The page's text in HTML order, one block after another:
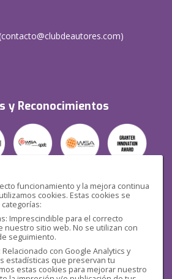
funcionamiento y la mejora continua
cookies. Estas cookies se
Imprescindible para el correcto
nuestro sitio web. No se utilizan con
seguimiento.
con Google Analytics y
estadísticas que preservan tu
estas cookies para mejorar nuestro
contacto@clubdeautores.com)
y Reconocimientos
Seguridad
sociales